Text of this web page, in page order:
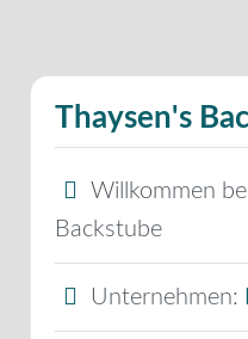
Thaysen's
Willkommen
Backstube
Unternehmen: